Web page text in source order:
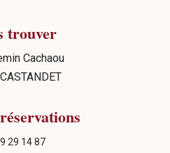
trouver
Cachaou
29 14 87